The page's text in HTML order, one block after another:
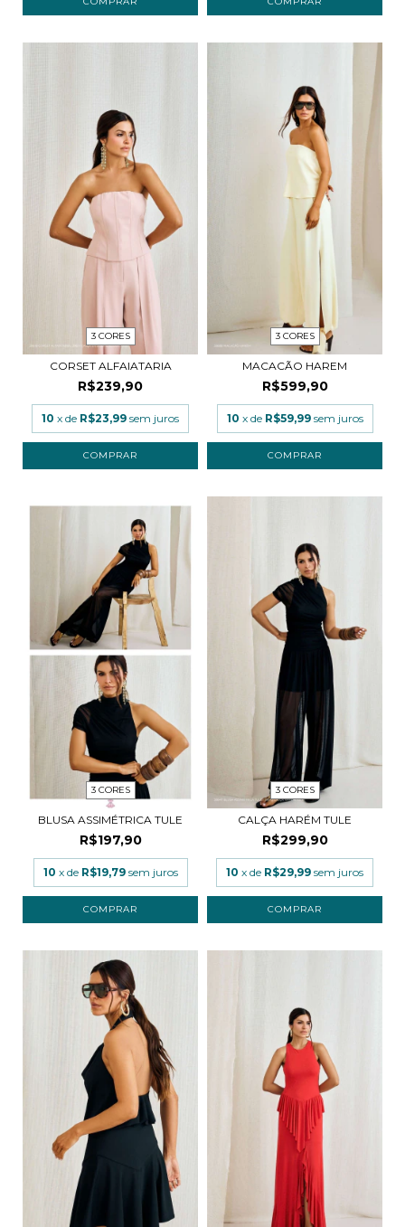
3 CORES
CORSET ALFAIATARIA
R$239,90
10 x de R$23,99 sem juros
COMPRAR
3 CORES
MACACÃO HAREM
R$599,90
10 x de R$59,99 sem juros
COMPRAR
3 CORES
BLUSA ASSIMÉTRICA TULE
R$197,90
10 x de R$19,79 sem juros
COMPRAR
3 CORES
CALÇA HARÉM TULE
R$299,90
10 x de R$29,99 sem juros
COMPRAR